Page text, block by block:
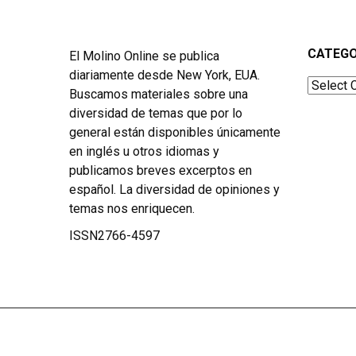
El Molino Online se publica
diariamente desde New York, EUA.
Buscamos materiales sobre una
diversidad de temas que por lo
general están disponibles únicamente
en inglés u otros idiomas y
publicamos breves excerptos en
español. La diversidad de opiniones y
temas nos enriquecen.
ISSN2766-4597